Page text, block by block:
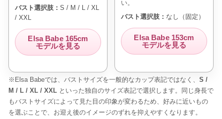
バスト選択肢： S / M / L / XL
/ XXL
Elsa Babe 165cm
モデルを見る
い。
バスト選択肢： なし（固定）
Elsa Babe 153cm
モデルを見る
※Elsa Babeでは、バストサイズを一般的なカップ表記ではなく、 S /
M / L / XL / XXL といった独自のサイズ表記で選択します。同じ身長で
もバストサイズによって見た目の印象が変わるため、好みに近いもの
を選ぶことで、お迎え後のイメージのずれを抑えやすくなります。